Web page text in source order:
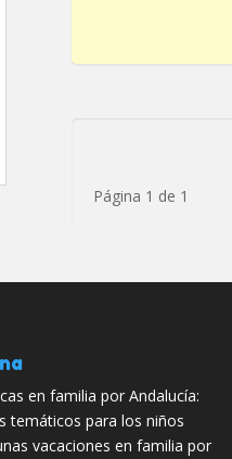
Página 1 de 1
en familia por Andalucía:
temáticos para los niños
vacaciones en familia por